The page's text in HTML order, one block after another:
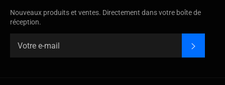
Nouveaux produits et ventes. Directement dans votre boîte de
réception.